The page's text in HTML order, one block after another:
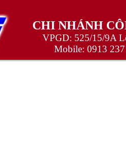
CHI NHÁNH
VPGD: 525/15/9A
Mobile: 0913